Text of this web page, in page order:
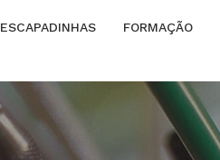
ESCAPADINHAS FORMAÇÃO